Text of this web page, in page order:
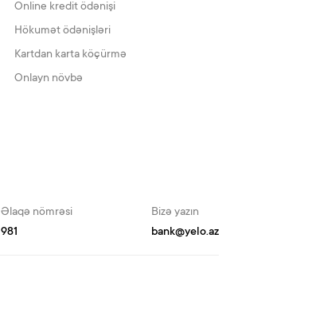
Online kredit ödənişi
Hökumət ödənişləri
Kartdan karta köçürmə
Onlayn növbə
Əlaqə nömrəsi
981
Bizə yazın
bank@yelo.az